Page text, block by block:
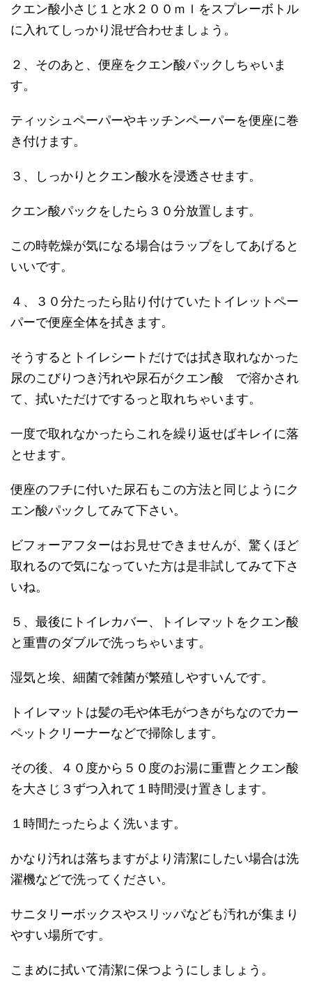
クエン酸小さじ１と水２００ｍｌをスプレーボトル
に入れてしっかり混ぜ合わせましょう。
２、そのあと、便座をクエン酸パックしちゃいま
す。
ティッシュペーパーやキッチンペーパーを便座に巻
き付けます。
３、しっかりとクエン酸水を浸透させます。
クエン酸パックをしたら３０分放置します。
この時乾燥が気になる場合はラップをしてあげると
いいです。
４、３０分たったら貼り付けていたトイレットペー
パーで便座全体を拭きます。
そうするとトイレシートだけでは拭き取れなかった
尿のこびりつき汚れや尿石がクエン酸 で溶かされ
て、拭いただけでするっと取れちゃいます。
一度で取れなかったらこれを繰り返せばキレイに落
とせます。
便座のフチに付いた尿石もこの方法と同じようにク
エン酸パックしてみて下さい。
ビフォーアフターはお見せできませんが、驚くほど
取れるので気になっていた方は是非試してみて下さ
いね。
５、最後にトイレカバー、トイレマットをクエン酸
と重曹のダブルで洗っちゃいます。
湿気と埃、細菌で雑菌が繁殖しやすいんです。
トイレマットは髪の毛や体毛がつきがちなのでカー
ペットクリーナーなどで掃除します。
その後、４０度から５０度のお湯に重曹とクエン酸
を大さじ３ずつ入れて１時間浸け置きします。
１時間たったらよく洗います。
かなり汚れは落ちますがより清潔にしたい場合は洗
濯機などで洗ってください。
サニタリーボックスやスリッパなども汚れが集まり
やすい場所です。
こまめに拭いて清潔に保つようにしましょう。